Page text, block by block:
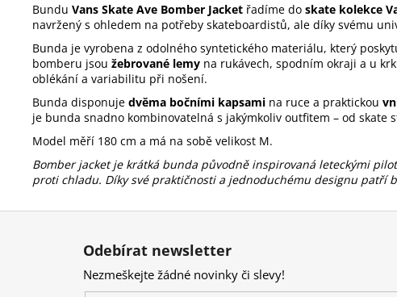
Bundu Vans Skate Ave Bomber Jacket řadíme do skate kolekce
navržený s ohledem na potřeby skateboardistů, ale díky svému
Bunda je vyrobena z odolného syntetického materiálu, který
bomberu jsou žebrované lemy na rukávech, spodním okraji a u
oblékání a variabilitu při nošení.
Bunda disponuje dvěma bočními kapsami na ruce a praktickou
je bunda snadno kombinovatelná s jakýmkoliv outfitem – od skate
Model měří 180 cm a má na sobě velikost M.
Bomber jacket je krátká bunda původně inspirovaná leteckými
proti chladu. Díky své praktičnosti a jednoduchému designu patří
Z
Odebírat newsletter
Nezmeškejte žádné novinky či slevy!